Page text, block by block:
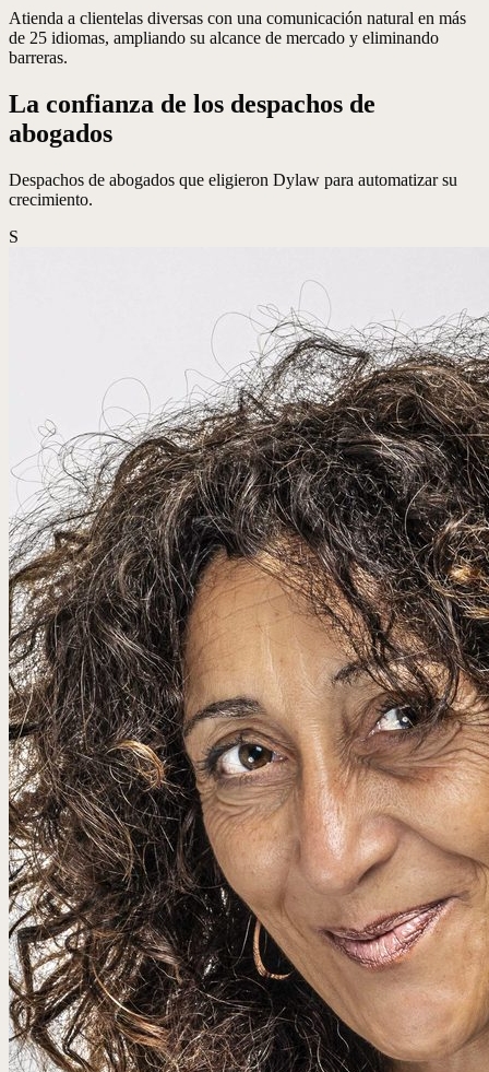
Atienda a clientelas diversas con una comunicación natural en más
de 25 idiomas, ampliando su alcance de mercado y eliminando
barreras.
La confianza de los despachos de
abogados
Despachos de abogados que eligieron Dylaw para automatizar su
crecimiento.
S